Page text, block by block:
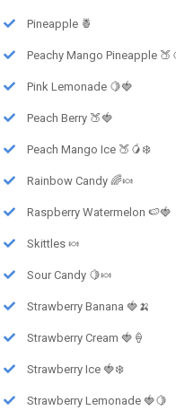
Pineapple 🍍
Peachy Mango Pineapple
Pink Lemonade 🍋🍓
Peach Berry 🍑🍓
Peach Mango Ice 🍑🥭❄️
Rainbow Candy 🌈🍬
Raspberry Watermelon 🍉🍓
Skittles 🍬
Sour Candy 🍋🍬
Strawberry Banana 🍓🍌
Strawberry Cream 🍓🍦
Strawberry Ice 🍓❄️
Strawberry Lemonade 🍓🍋